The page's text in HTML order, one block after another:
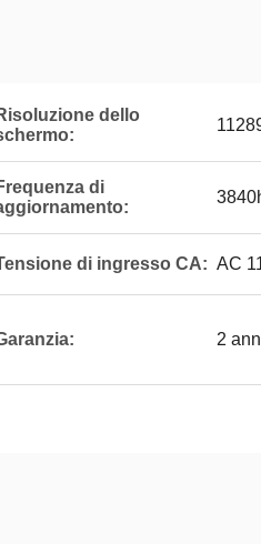
dello
di
di ingresso CA: AC
2